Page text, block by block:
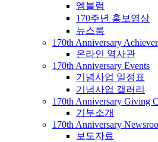
엠블럼
170주년 홍보영상
뉴스룸
170th Anniversary
온라인 역사관
170th Anniversary Events
기념사업 일정표
기념사업 갤러리
170th Anniversary Giving
기부소개
170th Anniversary
보도자료